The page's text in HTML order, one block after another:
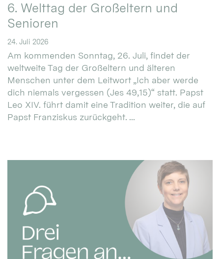
6. Welttag der Großeltern und
Senioren
24. Juli 2026
Am kommenden Sonntag, 26. Juli, findet der
weltweite Tag der Großeltern und älteren
Menschen unter dem Leitwort „Ich aber werde
dich niemals vergessen (Jes 49,15)“ statt. Papst
Leo XIV. führt damit eine Tradition weiter, die auf
Papst Franziskus zurückgeht. ...